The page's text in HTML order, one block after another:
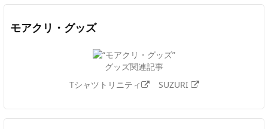
モアクリ・グッズ
グッズ関連記事
Tシャツトリニティ
SUZURI